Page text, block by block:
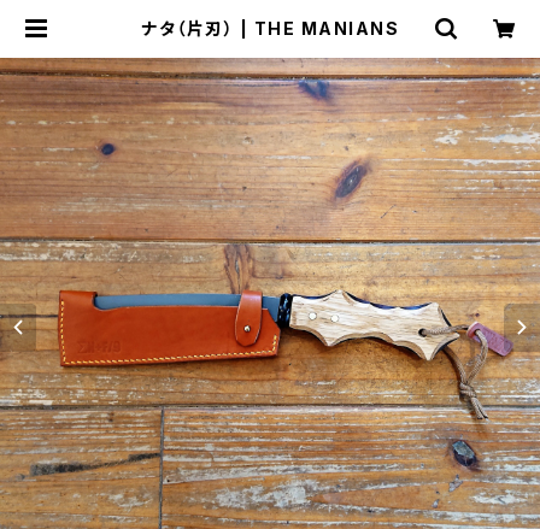
ナタ（片刃） | THE MANIANS